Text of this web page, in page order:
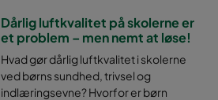
Dårlig luftkvalitet på skolerne er
et problem – men nemt at løse!
Hvad gør dårlig luftkvalitet i skolerne
ved børns sundhed, trivsel og
indlæringsevne? Hvorfor er børn